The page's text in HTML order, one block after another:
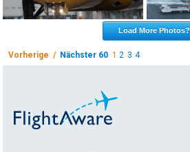
Load More Photos?
Vorherige / Nächster 60 1 2 3 4